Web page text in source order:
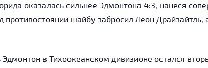
оказалась сильнее Эдмонтона 4:3, нанеся
противостоянии шайбу забросил Леон
в Тихоокеанском дивизионе остался